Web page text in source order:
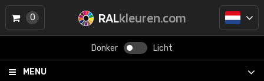
RALkleuren.com
Donker Licht
MENU
0